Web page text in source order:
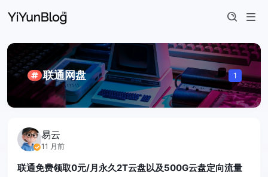
联通网盘 1
易云
11 月前
联通免费领取0元/月永久2T云盘以及500G云盘定向流量